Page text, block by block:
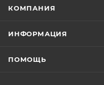
КОМПАНИЯ
ИНФОРМАЦИЯ
ПОМОЩЬ